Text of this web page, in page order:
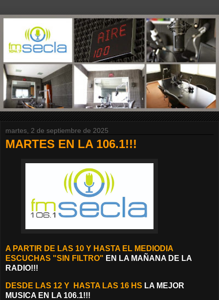
martes, 2 de septiembre de 2025
MARTES EN LA 106.1!!!
A PARTIR DE LAS 10 Y HASTA EL MEDIODIA
ESCUCHAS "SIN FILTRO" EN LA MAÑANA DE LA
RADIO!!!
D ESDE LAS 12 Y HASTA LAS 16 HS LA MEJOR
MUSICA EN LA 106.1!!!